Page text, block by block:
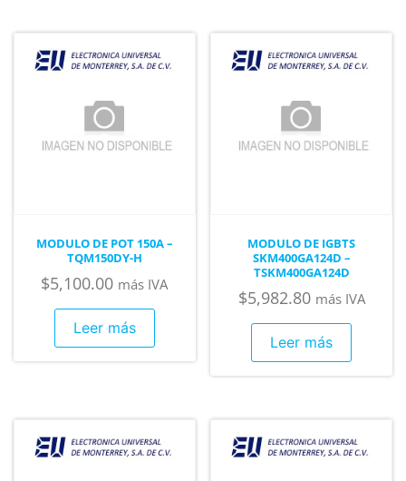
MODULO DE POT 150A –
TQM150DY-H
$5,100.00 más IVA
Leer más
MODULO DE IGBTS
SKM400GA124D –
TSKM400GA124D
$5,982.80 más IVA
Leer más